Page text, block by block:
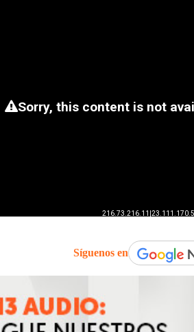
Síguenos en